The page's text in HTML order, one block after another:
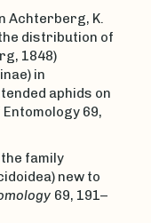
Achterberg, K.
distribution of
1848)
in
aphids on
69,
family
new to
69, 191–